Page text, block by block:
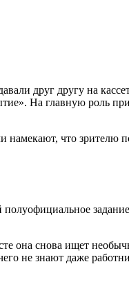
друг другу на
На главную роль
что зрителю
она снова ищет
не знают даже